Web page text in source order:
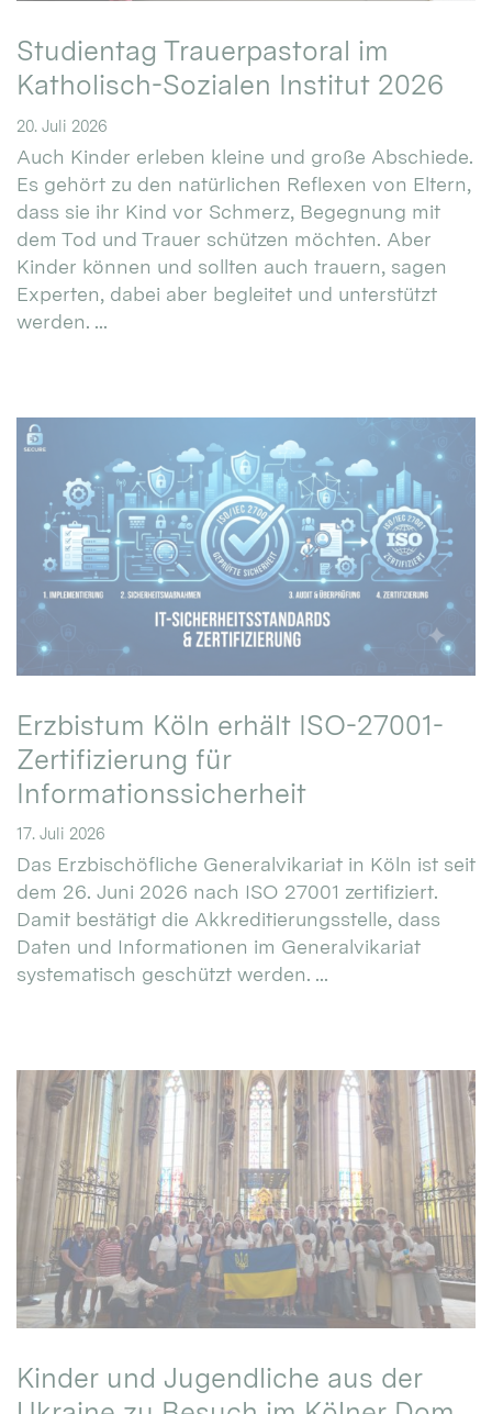
Studientag Trauerpastoral im
Katholisch-Sozialen Institut 2026
20. Juli 2026
Auch Kinder erleben kleine und große Abschiede.
Es gehört zu den natürlichen Reflexen von Eltern,
dass sie ihr Kind vor Schmerz, Begegnung mit
dem Tod und Trauer schützen möchten. Aber
Kinder können und sollten auch trauern, sagen
Experten, dabei aber begleitet und unterstützt
werden. ...
Erzbistum Köln erhält ISO-27001-
Zertifizierung für
Informationssicherheit
17. Juli 2026
Das Erzbischöfliche Generalvikariat in Köln ist seit
dem 26. Juni 2026 nach ISO 27001 zertifiziert.
Damit bestätigt die Akkreditierungsstelle, dass
Daten und Informationen im Generalvikariat
systematisch geschützt werden. ...
Kinder und Jugendliche aus der